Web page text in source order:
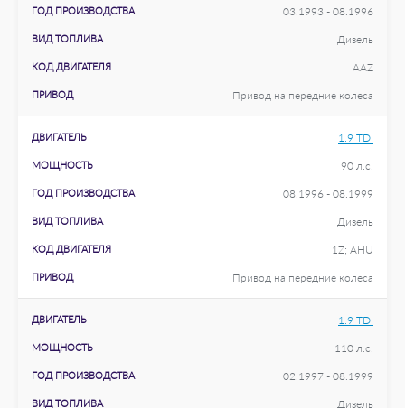
ГОД ПРОИЗВОДСТВА 03.1993 - 08.1996
ВИД ТОПЛИВА Дизель
КОД ДВИГАТЕЛЯ AAZ
ПРИВОД Привод на передние колеса
ДВИГАТЕЛЬ 1.9 TDI
МОЩНОСТЬ 90 л.с.
ГОД ПРОИЗВОДСТВА 08.1996 - 08.1999
ВИД ТОПЛИВА Дизель
КОД ДВИГАТЕЛЯ 1Z; AHU
ПРИВОД Привод на передние колеса
ДВИГАТЕЛЬ 1.9 TDI
МОЩНОСТЬ 110 л.с.
ГОД ПРОИЗВОДСТВА 02.1997 - 08.1999
ВИД ТОПЛИВА Дизель